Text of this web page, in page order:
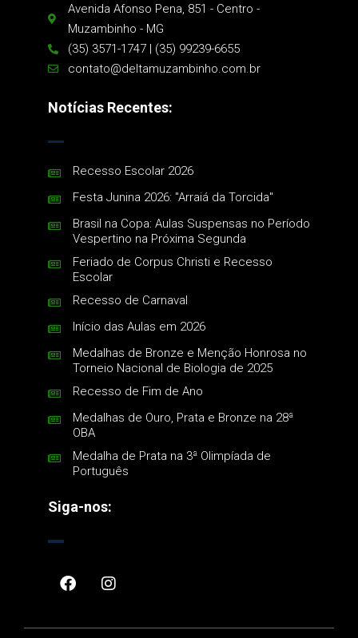
Avenida Afonso Pena, 851 - Centro -
Muzambinho - MG
(35) 3571-1747 | (35) 99239-6655
contato@deltamuzambinho.com.br
Notícias Recentes:
Recesso Escolar 2026
Festa Junina 2026: "Arraiá da Torcida"
Brasil na Copa: Aulas Suspensas no Período
Vespertino na Próxima Segunda
Feriado de Corpus Christi e Recesso
Escolar
Recesso de Carnaval
Início das Aulas em 2026
Medalhas de Bronze e Menção Honrosa no
Torneio Nacional de Biologia de 2025
Recesso de Fim de Ano
Medalhas de Ouro, Prata e Bronze na 28ª
OBA
Medalha de Prata na 3ª Olimpíada de
Português
Siga-nos: